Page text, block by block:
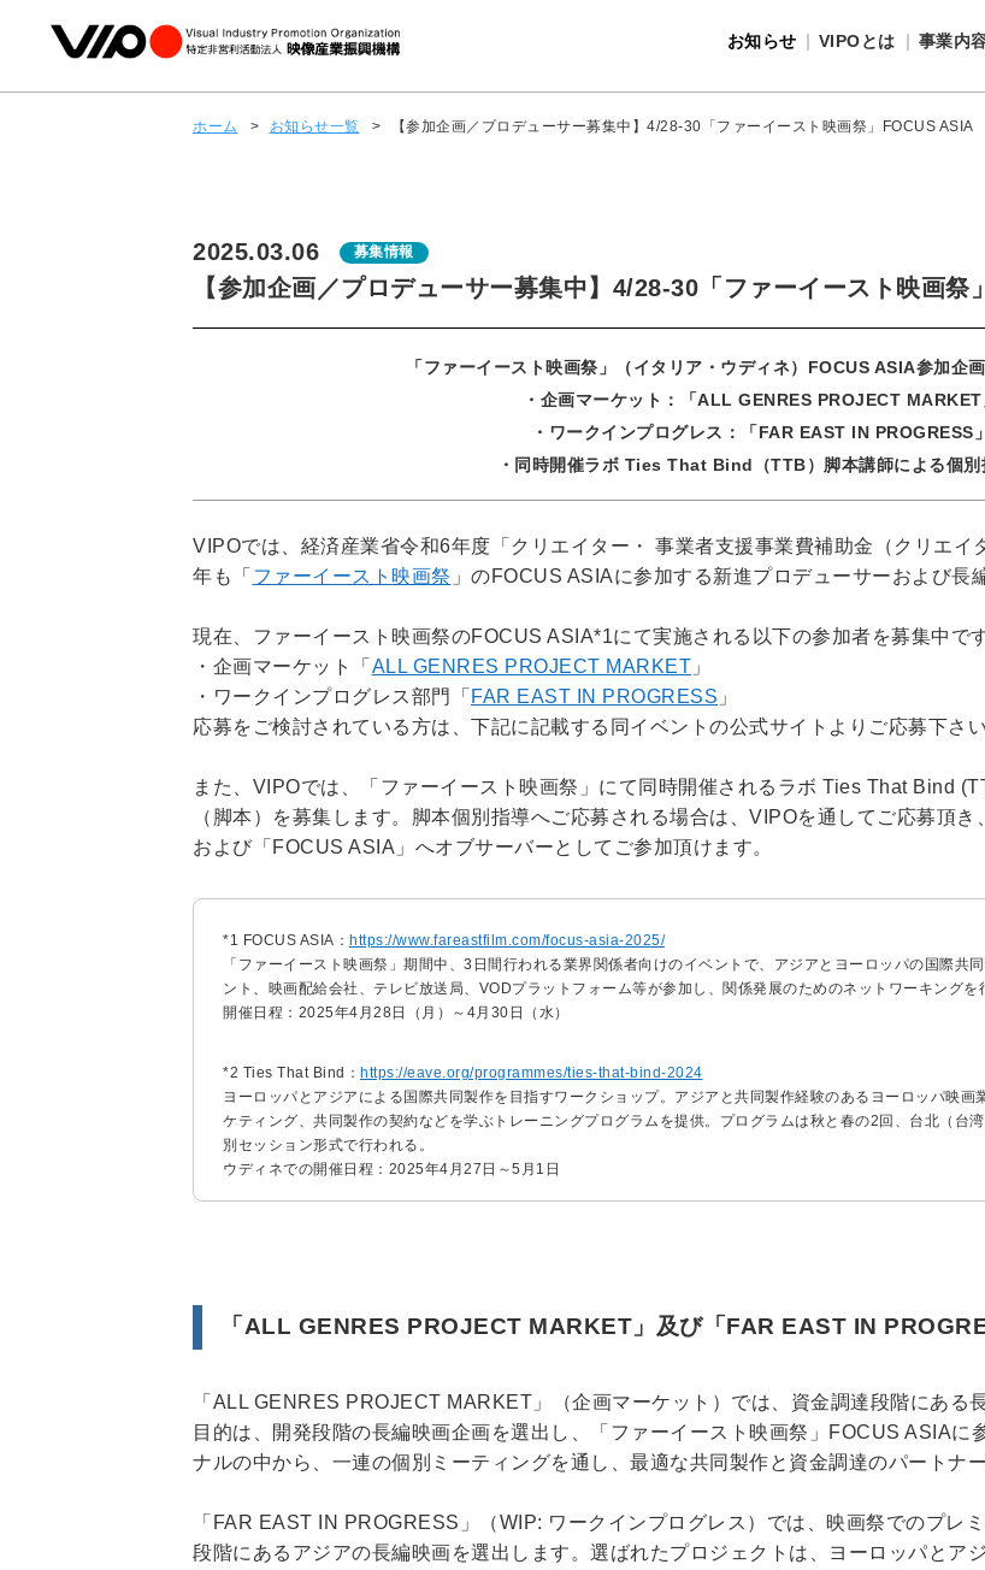
お知らせ VIPOとは
VIPOとは
事業内
ホーム > お知らせ一覧 > 【参加企画／プロデューサー募集中】4/28-30「ファーイースト映画祭」FOCUS ASIA
2025.03.06 募集情報
【参加企画／プロデューサー募集中】4/28-30「ファーイースト映画祭
「ファーイースト映画祭」（イタリア・ウディネ）FOCUS ASIA参加企
・企画マーケット：「ALL GENRES PROJECT MARKET
・ワークインプログレス：「FAR EAST IN PROGRESS
・同時開催ラボ Ties That Bind（TTB）脚本講師による個別
VIPOでは、経済産業省令和6年度「クリエイター・ 事業者⽀援事業費補助⾦（クリエ
年も「 ファーイースト映画祭 」のFOCUS ASIAに参加する新進プロデューサーおよび長
現在、ファーイースト映画祭のFOCUS ASIA*1にて実施される以下の参加者を募集中です
・企画マーケット「 ALL GENRES PROJECT MARKET 」
・ワークインプログレス部門「 FAR EAST IN PROGRESS 」
応募をご検討されている方は、下記に記載する同イベントの公式サイトよりご応募下さい
また、VIPOでは、「ファーイースト映画祭」にて同時開催されるラボ Ties That Bind
（脚本）を募集します。脚本個別指導へご応募される場合は、VIPOを通してご応募頂
および「FOCUS ASIA」へオブサーバーとしてご参加頂けます。
*1 FOCUS ASIA： https://www.fareastfilm.com/focus-asia-2025/
「ファーイースト映画祭」期間中、3日間行われる業界関係者向けのイベントで、アジアとヨーロッパの国際共
ント、映画配給会社、テレビ放送局、VODプラットフォーム等が参加し、関係発展のためのネットワーキングを
開催日程：2025年4月28日（月）～4月30日（水）
*2 Ties That Bind： https://eave.org/programmes/ties-that-bind-2024
ヨーロッパとアジアによる国際共同製作を目指すワークショップ。アジアと共同製作経験のあるヨーロッパ映
ケティング、共同製作の契約などを学ぶトレーニングプログラムを提供。プログラムは秋と春の2回、台北（台
別セッション形式で行われる。
ウディネでの開催日程：2025年4月27日～5月1日
「ALL GENRES PROJECT MARKET」及び「FAR EAST IN
「ALL GENRES PROJECT MARKET」（企画マーケット）では、資金調達段階にある
目的は、開発段階の長編映画企画を選出し、「ファーイースト映画祭」FOCUS ASIAに
ナルの中から、一連の個別ミーティングを通し、最適な共同製作と資金調達のパートナ
「FAR EAST IN PROGRESS」（WIP: ワークインプログレス）では、映画祭でのプレ
段階にあるアジアの長編映画を選出します。選ばれたプロジェクトは、ヨーロッパとア